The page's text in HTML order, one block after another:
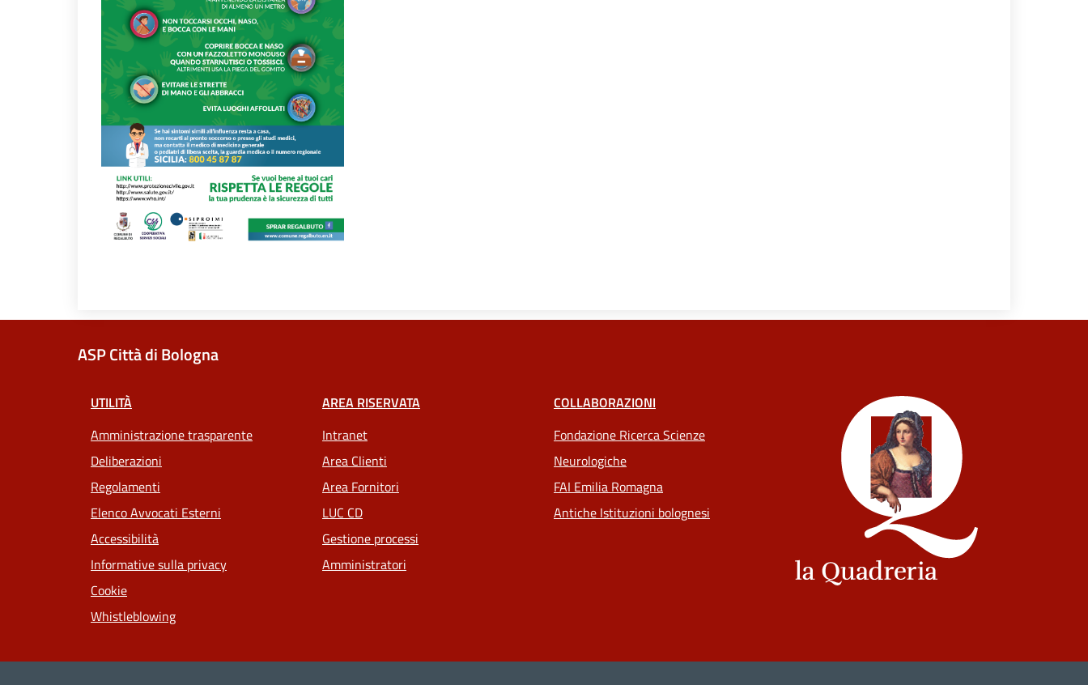
ASP Città di Bologna
UTILITÀ
Amministrazione trasparente
Deliberazioni
Regolamenti
Elenco Avvocati Esterni
Accessibilità
Informative sulla privacy
Cookie
Whistleblowing
AREA RISERVATA
Intranet
Area Clienti
Area Fornitori
LUC CD
Gestione processi
Amministratori
COLLABORAZIONI
Fondazione Ricerca Scienze
Neurologiche
FAI Emilia Romagna
Antiche Istituzioni bolognesi